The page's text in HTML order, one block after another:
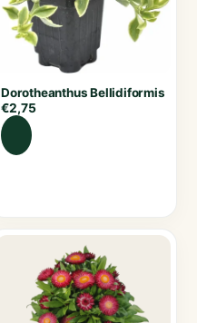
Dorotheanthus Bellidiformis
€2,75